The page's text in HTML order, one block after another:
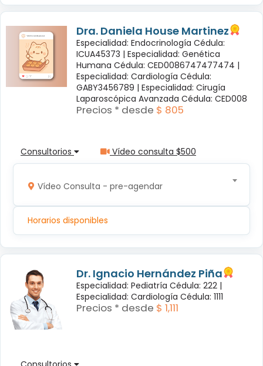
Dra. Daniela House Martinez
Especialidad: Endocrinología Cédula:
ICUA45373 | Especialidad: Genética
Humana Cédula: CED0086747477474 |
Especialidad: Cardiología Cédula:
GABY3456789 | Especialidad: Cirugía
Laparoscópica Avanzada Cédula: CED008
Precios * desde $ 805
Consultorios Vídeo consulta $500
Vídeo Consulta - pre-agendar
Horarios disponibles
Dr. Ignacio Hernández Piña
Especialidad: Pediatría Cédula: 222 |
Especialidad: Cardiología Cédula: 1111
Precios * desde $ 1,111